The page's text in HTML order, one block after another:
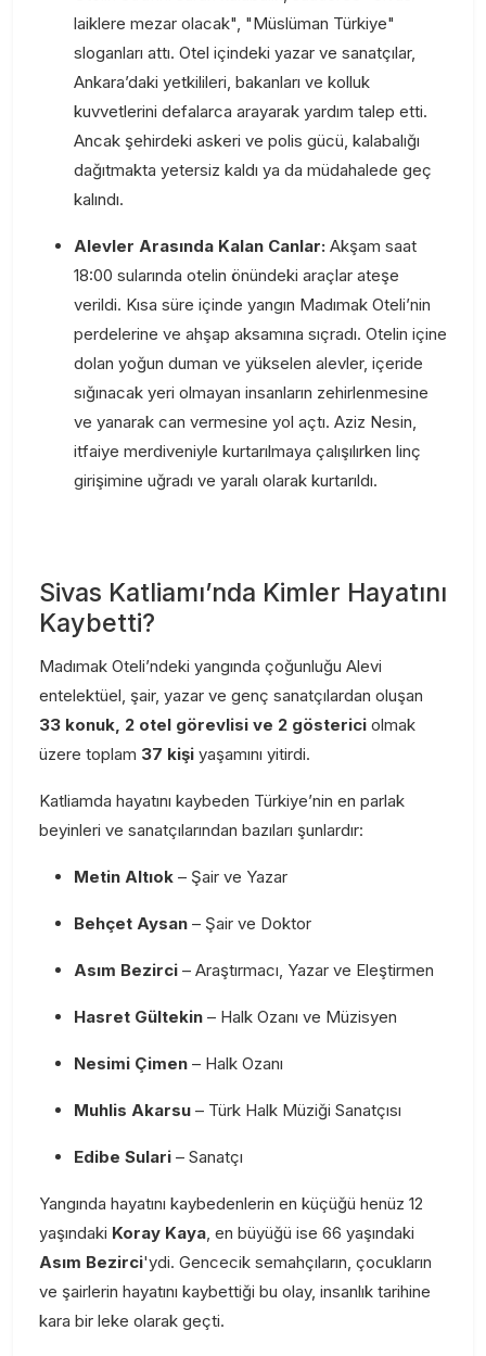
laiklere mezar olacak", "Müslüman Türkiye"
sloganları attı. Otel içindeki yazar ve sanatçılar,
Ankara’daki yetkilileri, bakanları ve kolluk
kuvvetlerini defalarca arayarak yardım talep etti.
Ancak şehirdeki askeri ve polis gücü, kalabalığı
dağıtmakta yetersiz kaldı ya da müdahalede geç
kalındı.
Alevler Arasında Kalan Canlar: Akşam saat
18:00 sularında otelin önündeki araçlar ateşe
verildi. Kısa süre içinde yangın Madımak Oteli’nin
perdelerine ve ahşap aksamına sıçradı. Otelin içine
dolan yoğun duman ve yükselen alevler, içeride
sığınacak yeri olmayan insanların zehirlenmesine
ve yanarak can vermesine yol açtı. Aziz Nesin,
itfaiye merdiveniyle kurtarılmaya çalışılırken linç
girişimine uğradı ve yaralı olarak kurtarıldı.
Sivas Katliamı’nda Kimler Hayatını
Kaybetti?
Madımak Oteli’ndeki yangında çoğunluğu Alevi
entelektüel, şair, yazar ve genç sanatçılardan oluşan
33 konuk, 2 otel görevlisi ve 2 gösterici olmak
üzere toplam 37 kişi yaşamını yitirdi.
Katliamda hayatını kaybeden Türkiye’nin en parlak
beyinleri ve sanatçılarından bazıları şunlardır:
Metin Altıok – Şair ve Yazar
Behçet Aysan – Şair ve Doktor
Asım Bezirci – Araştırmacı, Yazar ve Eleştirmen
Hasret Gültekin – Halk Ozanı ve Müzisyen
Nesimi Çimen – Halk Ozanı
Muhlis Akarsu – Türk Halk Müziği Sanatçısı
Edibe Sulari – Sanatçı
Yangında hayatını kaybedenlerin en küçüğü henüz 12
yaşındaki Koray Kaya , en büyüğü ise 66 yaşındaki
Asım Bezirci'ydi. Gencecik semahçıların, çocukların
ve şairlerin hayatını kaybettiği bu olay, insanlık tarihine
kara bir leke olarak geçti.